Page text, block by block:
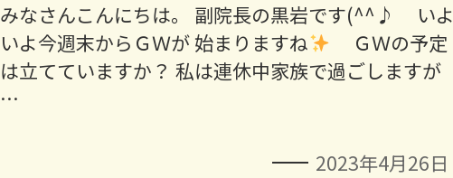
みなさんこんにちは。 副院長の黒岩です(^^♪ いよ
いよ今週末からＧＷが 始まりますね
ＧＷの予定
は立てていますか？ 私は連休中家族で過ごしますが
…
2023年4月26日